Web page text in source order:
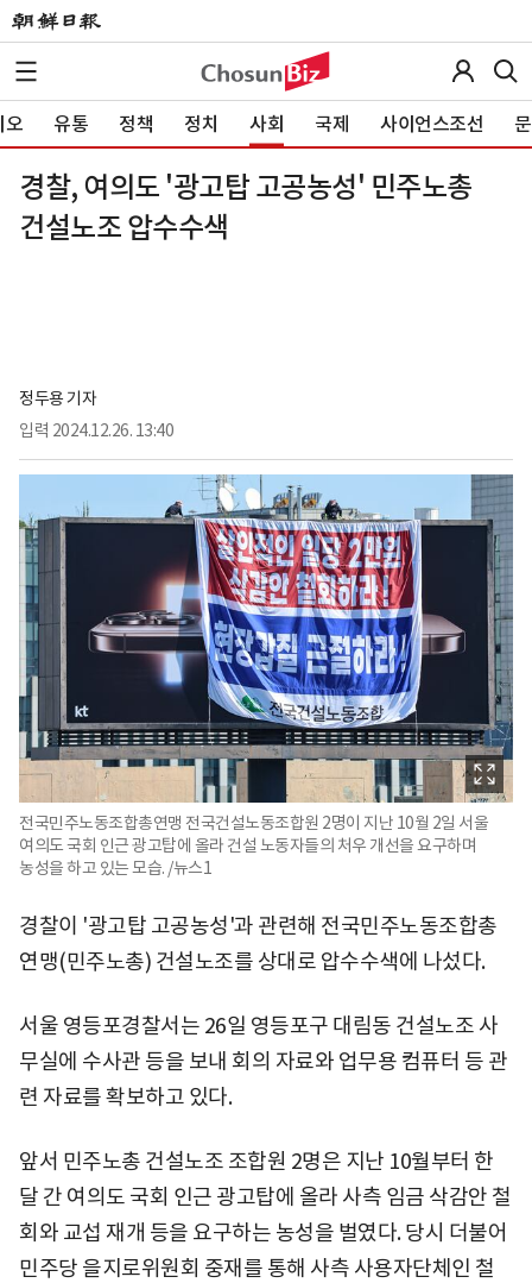
오 유통 정책 정치 사회 국제 사이언스조선
경찰, 여의도 '광고탑 고공농성' 민주노총
건설노조 압수수색
정두용 기자
입력 2024.12.26. 13:40
전국민주노동조합총연맹 전국건설노동조합원 2명이 지난 10월 2일 서울
여의도 국회 인근 광고탑에 올라 건설 노동자들의 처우 개선을 요구하며
농성을 하고 있는 모습. /뉴스1
경찰이 '광고탑 고공농성'과 관련해 전국민주노동조합총
연맹(민주노총) 건설노조를 상대로 압수수색에 나섰다.
서울 영등포경찰서는 26일 영등포구 대림동 건설노조 사
무실에 수사관 등을 보내 회의 자료와 업무용 컴퓨터 등 관
련 자료를 확보하고 있다.
앞서 민주노총 건설노조 조합원 2명은 지난 10월부터 한
달 간 여의도 국회 인근 광고탑에 올라 사측 임금 삭감안 철
회와 교섭 재개 등을 요구하는 농성을 벌였다. 당시 더불어
민주당 을지로위원회 중재를 통해 사측 사용자단체인 철